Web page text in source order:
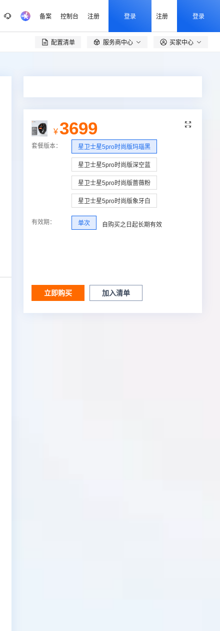
备案 控制台 注册 登录 注册 登录
配置清单  服务商中心 买家中心

¥ 3699
套餐版本： 星卫士星5pro时尚版玛瑙黑
星卫士星5pro时尚版深空蓝
星卫士星5pro时尚版蔷薇粉
星卫士星5pro时尚版象牙白
有效期 ： 单次 自购买之日起长期有效
立即购买 加入清单